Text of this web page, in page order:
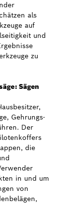
als
auf
und
zu
Sägen
Gehrungs-
Der
die
in und um
von